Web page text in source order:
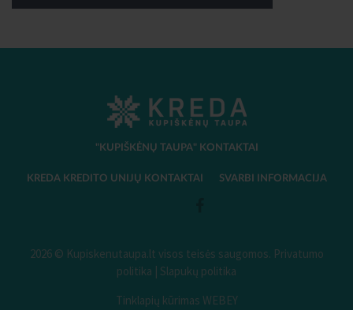
"KUPIŠKĖNŲ TAUPA" KONTAKTAI
KREDA KREDITO UNIJŲ KONTAKTAI SVARBI INFORMACIJA
2026 © Kupiskenutaupa.lt visos teisės saugomos. Privatumo
politika | Slapukų politika
Tinklapių kūrimas WEBEY